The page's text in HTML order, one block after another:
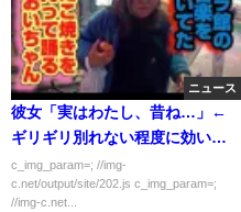
ニュース
彼女「実はわたし、昔ね…」←
ギリギリ別れない程度に効いて
しまう続きの言葉
c_img_param=; //img-
c.net/output/site/202.js c_img_param=;
//img-c.net...